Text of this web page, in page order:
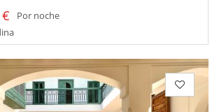
Por noche